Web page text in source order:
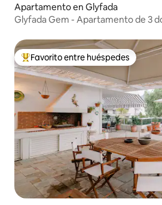
Apartamento en Glyfada
Glyfada Gem - Apartamento de 3
Favorito entre huéspedes preferido
Favorito entre huéspedes